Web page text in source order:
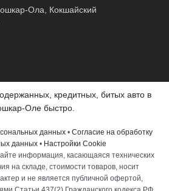
Ола, Кокшайский
кредитных, битых авто в
Оле быстро.
данных• Согласие на обработку
данных • Настройки Cookie
информация, касающаяся технических
на складе, стоимости товаров, носит
и не является публичной офертой,